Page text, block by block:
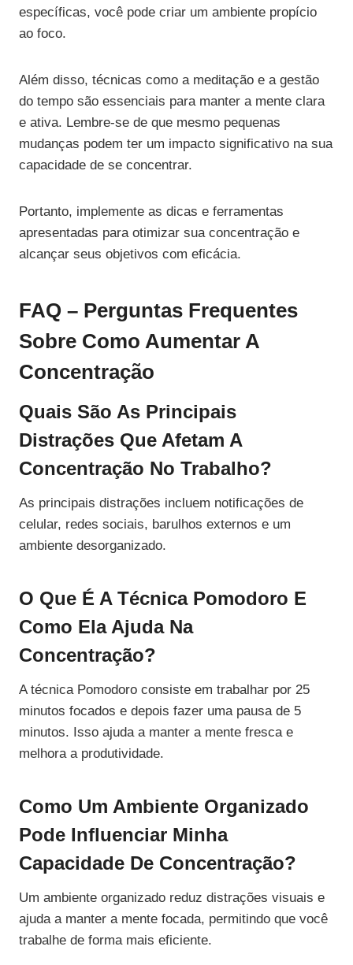
específicas, você pode criar um ambiente propício
ao foco.
Além disso, técnicas como a meditação e a gestão
do tempo são essenciais para manter a mente clara
e ativa. Lembre-se de que mesmo pequenas
mudanças podem ter um impacto significativo na sua
capacidade de se concentrar.
Portanto, implemente as dicas e ferramentas
apresentadas para otimizar sua concentração e
alcançar seus objetivos com eficácia.
FAQ – Perguntas Frequentes
Sobre Como Aumentar A
Concentração
Quais São As Principais
Distrações Que Afetam A
Concentração No Trabalho?
As principais distrações incluem notificações de
celular, redes sociais, barulhos externos e um
ambiente desorganizado.
O Que É A Técnica Pomodoro E
Como Ela Ajuda Na
Concentração?
A técnica Pomodoro consiste em trabalhar por 25
minutos focados e depois fazer uma pausa de 5
minutos. Isso ajuda a manter a mente fresca e
melhora a produtividade.
Como Um Ambiente Organizado
Pode Influenciar Minha
Capacidade De Concentração?
Um ambiente organizado reduz distrações visuais e
ajuda a manter a mente focada, permitindo que você
trabalhe de forma mais eficiente.